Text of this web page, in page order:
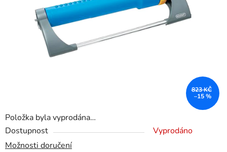
Položka byla vyprodána…
Dostupnost
Vyprodáno
Možnosti doručení
hvězdiček.
823 KČ
–15 %